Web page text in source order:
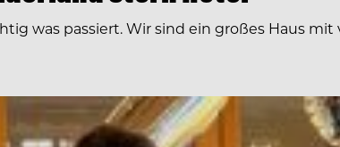
was passiert. Wir sind ein großes Haus